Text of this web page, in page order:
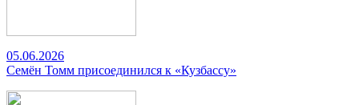
05.06.2026
Семён Томм присоединился к «Кузбассу»